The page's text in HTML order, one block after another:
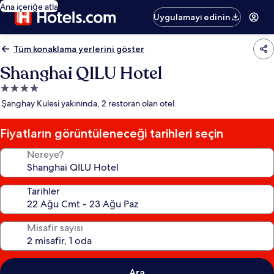
Ana içeriğe atla
Uygulamayı edinin
Tüm konaklama yerlerini göster
Shanghai QILU Hotel
4.0
yıldızlı
yeri
Şanghay Kulesi yakınında, 2 restoran olan otel.
Fiyatların görüntüleneceği tarihleri seçin
Nereye?
Tarihler
Misafir sayısı